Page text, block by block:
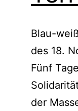
Blau-
des 18.
Fünf
der